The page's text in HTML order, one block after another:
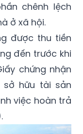
chênh lệch
ở xã hội.
được thu tiền
đến trước khi
chứng nhận
sở hữu tài sản
việc hoàn trả